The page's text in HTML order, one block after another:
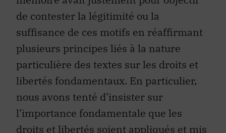
de contester la légitimité ou la
suffisance de ces motifs en réaffirmant
plusieurs principes liés à la nature
particulière des textes sur les droits et
libertés fondamentaux. En particulier,
nous avons tenté d’insister sur
l’importance fondamentale que les
droits et libertés soient appliqués et mis